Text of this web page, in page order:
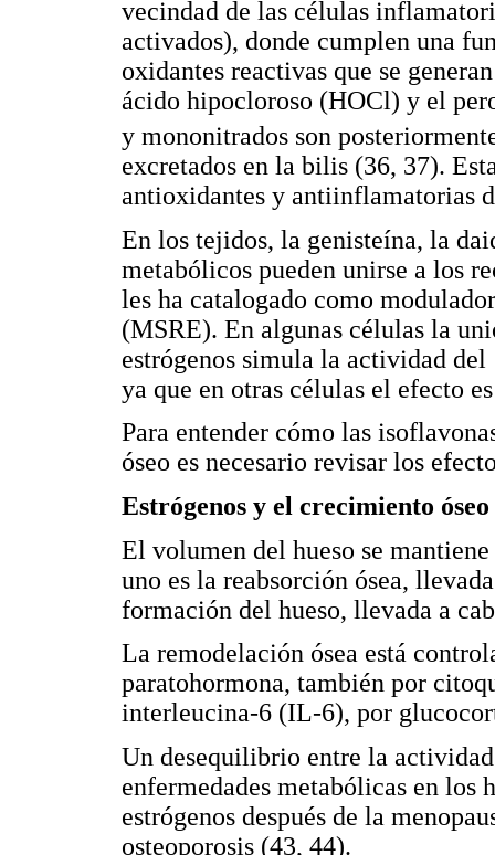
vecindad de las células
activados), donde cumplen una
oxidantes reactivas que se
ácido hipocloroso (HOCl) y el
y mononitrados son
excretados en la bilis (36, 37).
antioxidantes y antiinflamatorias
En los tejidos, la genisteína, la
metabólicos pueden unirse a los
les ha catalogado como
(MSRE). En algunas células la
estrógenos simula la actividad
ya que en otras células el efecto
Para entender cómo las
óseo es necesario revisar los
Estrógenos y el crecimiento óseo
El volumen del hueso se
uno es la reabsorción ósea,
formación del hueso, llevada a
La remodelación ósea está
paratohormona, también por
interleucina-6 (IL-6), por
Un desequilibrio entre la
enfermedades metabólicas en los
estrógenos después de la
osteoporosis (43, 44).